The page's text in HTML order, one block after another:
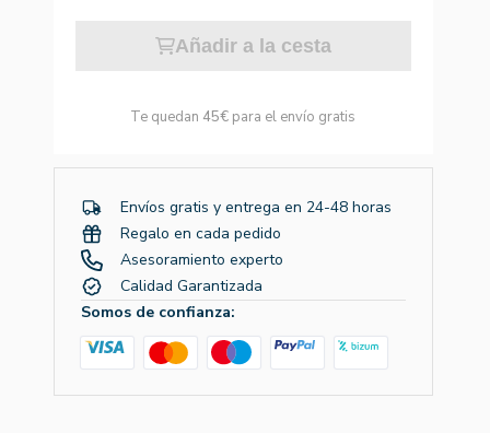
Añadir a la cesta
Te quedan 45€ para el envío gratis
Envíos gratis y entrega en 24-48 horas
Regalo en cada pedido
Asesoramiento experto
Calidad Garantizada
Somos de confianza: